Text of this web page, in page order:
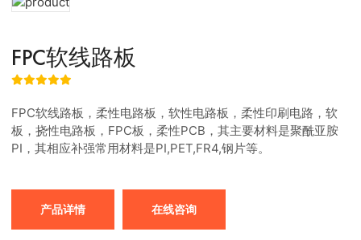
FPC软线路板
FPC软线路板，柔性电路板，软性电路板，柔性印刷电路，软
板，挠性电路板，FPC板，柔性PCB，其主要材料是聚酰亚胺
PI，其相应补强常用材料是PI,PET,FR4,钢片等。
产品详情 在线咨询